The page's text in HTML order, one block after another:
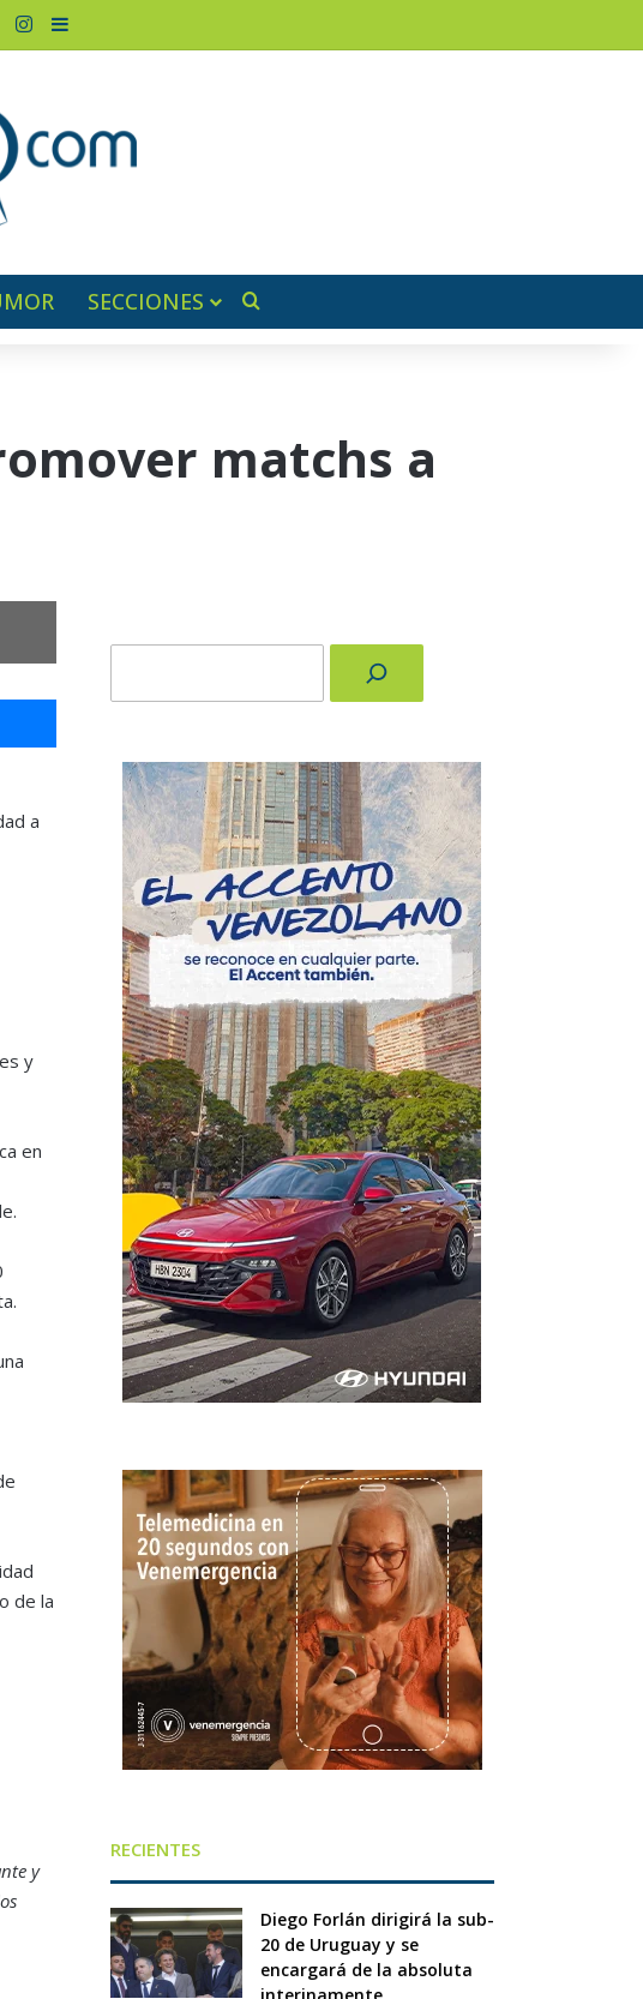
Instagram
Barra lateral
SECCIONES
matchs a
Messenger
a
y
en
de la
y
RECIENTES
Diego Forlán dirigirá la sub-
20 de Uruguay y se
encargará de la absoluta